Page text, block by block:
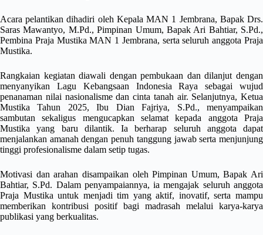
Acara pelantikan dihadiri oleh Kepala MAN 1 Jembrana, Bapak Drs.
Saras Mawantyo, M.Pd., Pimpinan Umum, Bapak Ari Bahtiar, S.Pd.,
Pembina Praja Mustika MAN 1 Jembrana, serta seluruh anggota Praja
Mustika.
Rangkaian kegiatan diawali dengan pembukaan dan dilanjut dengan
menyanyikan Lagu Kebangsaan Indonesia Raya sebagai wujud
penanaman nilai nasionalisme dan cinta tanah air. Selanjutnya, Ketua
Mustika Tahun 2025, Ibu Dian Fajriya, S.Pd., menyampaikan
sambutan sekaligus mengucapkan selamat kepada anggota Praja
Mustika yang baru dilantik. Ia berharap seluruh anggota dapat
menjalankan amanah dengan penuh tanggung jawab serta menjunjung
tinggi profesionalisme dalam setip tugas.
Motivasi dan arahan disampaikan oleh Pimpinan Umum, Bapak Ari
Bahtiar, S.Pd. Dalam penyampaiannya, ia mengajak seluruh anggota
Praja Mustika untuk menjadi tim yang aktif, inovatif, serta mampu
memberikan kontribusi positif bagi madrasah melalui karya-karya
publikasi yang berkualitas.